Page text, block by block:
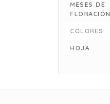
MESES DE
FLORACIÓN
COLORES
HOJA